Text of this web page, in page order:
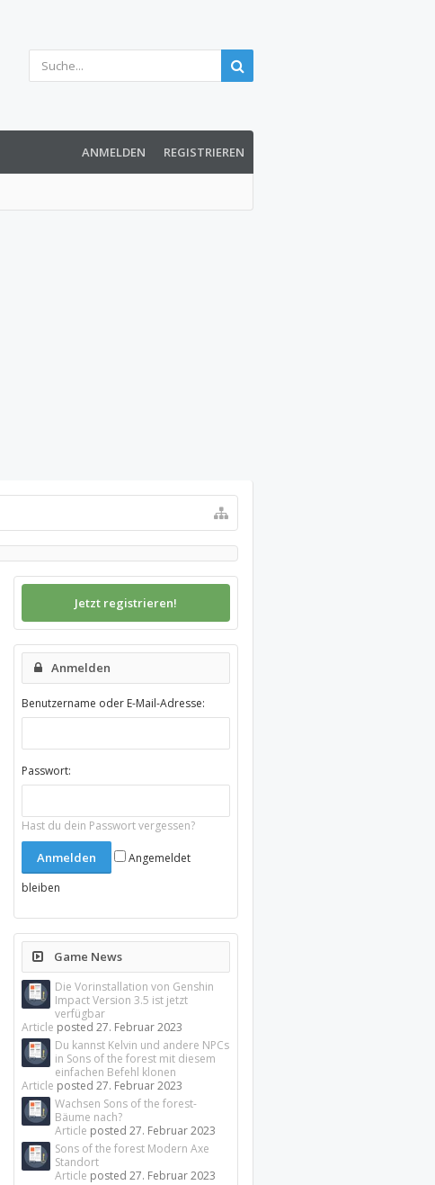
ANMELDEN REGISTRIEREN
Jetzt registrieren!
Anmelden
Benutzername oder E-Mail-Adresse:
Passwort:
Hast du dein Passwort vergessen?
Angemeldet
bleiben
Game News
Die Vorinstallation von Genshin
Impact Version 3.5 ist jetzt
verfügbar
Article posted27. Februar 2023
Du kannst Kelvin und andere NPCs
in Sons of the forest mit diesem
einfachen Befehl klonen
Article posted27. Februar 2023
Wachsen Sons of the forest-
Bäume nach?
Article posted27. Februar 2023
Sons of the forest Modern Axe
Standort
Article posted27. Februar 2023